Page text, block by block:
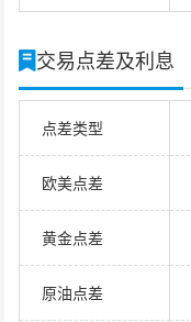
交易点差及利息
点差类型
欧美点差
黄金点差
原油点差